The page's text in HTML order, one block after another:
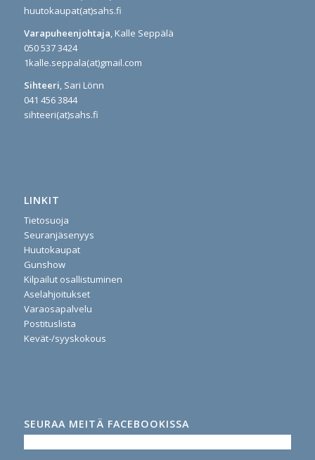
huutokaupat(at)sahs.fi
Varapuheenjohtaja, Kalle Seppälä
050 537 3424
1kalle.seppala(at)gmail.com
Sihteeri, Sari Lönn
041 456 3844
sihteeri(at)sahs.fi
LINKIT
Tietosuoja
Seuranjäsenyys
Huutokaupat
Gunshow
Kilpailut osallistuminen
Aselahjoitukset
Varaosapalvelu
Postituslista
Kevät-/syyskokous
SEURAA MEITÄ FACEBOOKISSA